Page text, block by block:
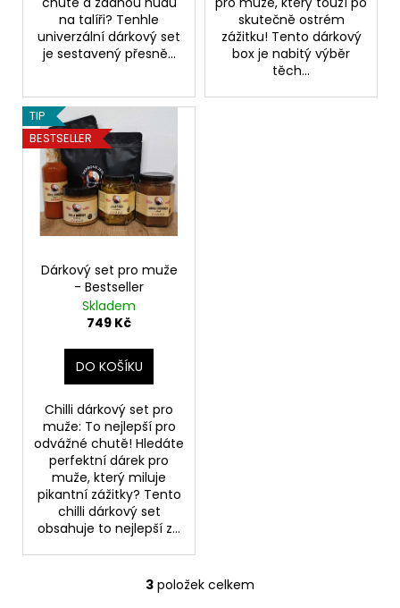
na talíři? Tenhle
univerzální dárkový set
je sestavený přesně...
skutečně ostrém
zážitku! Tento dárkový
box je nabitý výběr
těch...
TIP
BESTSELLER
Dárkový set pro muže
- Bestseller
Skladem
749 Kč
DO KOŠÍKU
Chilli dárkový set pro
muže: To nejlepší pro
odvážné chutě! Hledáte
perfektní dárek pro
muže, který miluje
pikantní zážitky? Tento
chilli dárkový set
obsahuje to nejlepší z...
O
3 položek celkem